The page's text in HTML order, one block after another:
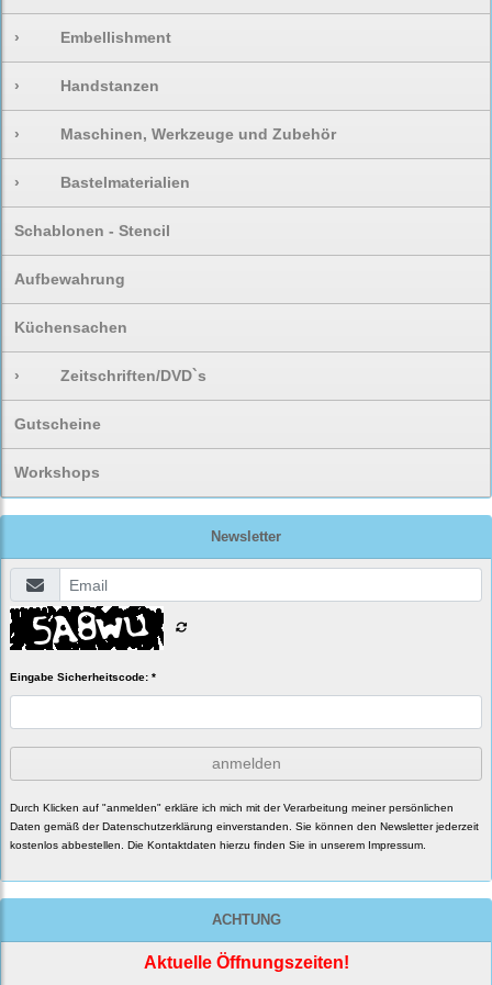
› Embellishment
› Handstanzen
› Maschinen, Werkzeuge und Zubehör
› Bastelmaterialien
Schablonen - Stencil
Aufbewahrung
Küchensachen
› Zeitschriften/DVD`s
Gutscheine
Workshops
Newsletter
Eingabe Sicherheitscode: *
anmelden
Durch Klicken auf "anmelden" erkläre ich mich mit der Verarbeitung meiner persönlichen
Daten gemäß der Datenschutzerklärung einverstanden. Sie können den Newsletter jederzeit
kostenlos abbestellen. Die Kontaktdaten hierzu finden Sie in unserem Impressum.
ACHTUNG
Aktuelle Öffnungszeiten!